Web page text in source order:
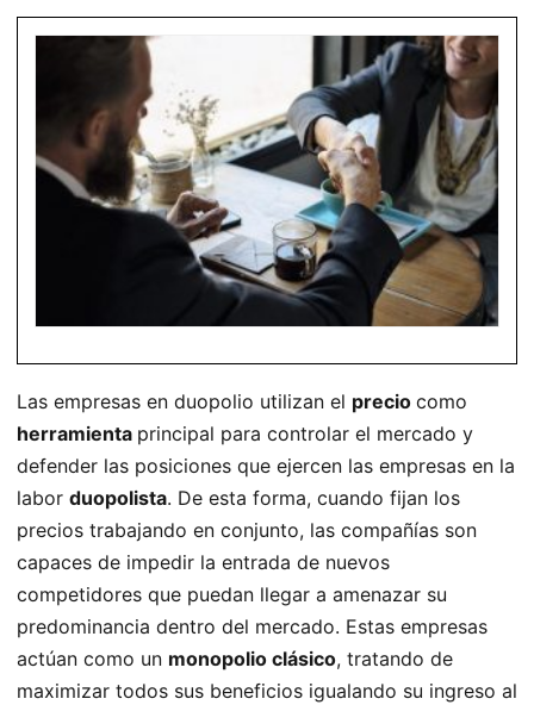
Las empresas en duopolio utilizan el precio como
herramienta principal para controlar el mercado y
defender las posiciones que ejercen las empresas en la
labor duopolista. De esta forma, cuando fijan los
precios trabajando en conjunto, las compañías son
capaces de impedir la entrada de nuevos
competidores que puedan llegar a amenazar su
predominancia dentro del mercado. Estas empresas
actúan como un monopolio clásico, tratando de
maximizar todos sus beneficios igualando su ingreso al